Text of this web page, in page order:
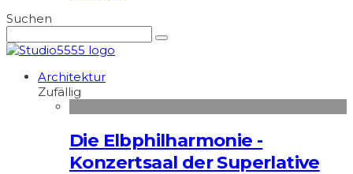
Suchen
Architektur
Zufällig
Die Elbphilharmonie -
Konzertsaal der Superlative